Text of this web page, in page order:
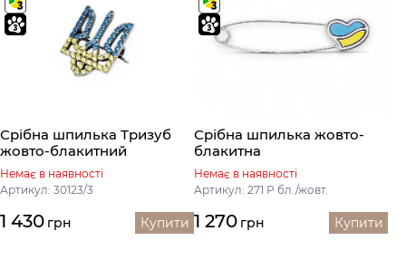
Срібна шпилька Тризуб
жовто-блакитний
Немає в наявності
Артикул: 30123/3
1 430 грн Купити
Срібна шпилька жовто-
блакитна
Немає в наявності
Артикул: 271 Р бл./жовт.
1 270 грн Купити